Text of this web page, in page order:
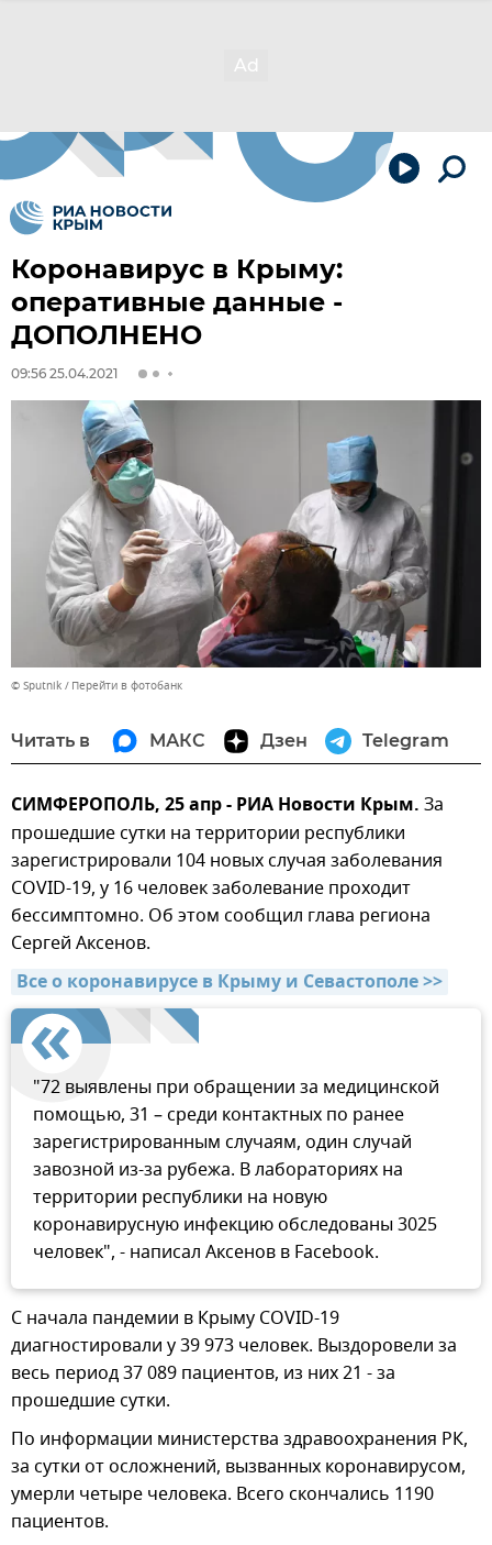
Коронавирус в Крыму:
оперативные данные -
ДОПОЛНЕНО
09:56 25.04.2021
© Sputnik Перейти в фотобанк
Читать в МАКС Дзен Telegram
СИМФЕРОПОЛЬ, 25 апр - РИА Новости Крым. За
прошедшие сутки на территории республики
зарегистрировали 104 новых случая заболевания
COVID-19, у 16 человек заболевание проходит
бессимптомно. Об этом сообщил глава региона
Сергей Аксенов.
Все о коронавирусе в Крыму и Севастополе >>
"72 выявлены при обращении за медицинской
помощью, 31 – среди контактных по ранее
зарегистрированным случаям, один случай
завозной из-за рубежа. В лабораториях на
территории республики на новую
коронавирусную инфекцию обследованы 3025
человек", - написал Аксенов в Facebook.
С начала пандемии в Крыму COVID-19
диагностировали у 39 973 человек. Выздоровели за
весь период 37 089 пациентов, из них 21 - за
прошедшие сутки.
По информации министерства здравоохранения РК,
за сутки от осложнений, вызванных коронавирусом,
умерли четыре человека. Всего скончались 1190
пациентов.